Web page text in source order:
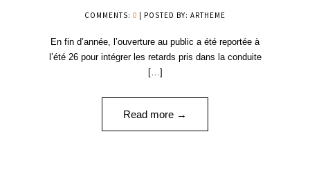
COMMENTS: 0 | POSTED BY: ARTHEME
En fin d’année, l’ouverture au public a été reportée à
l’été 26 pour intégrer les retards pris dans la conduite
[…]
Read more →